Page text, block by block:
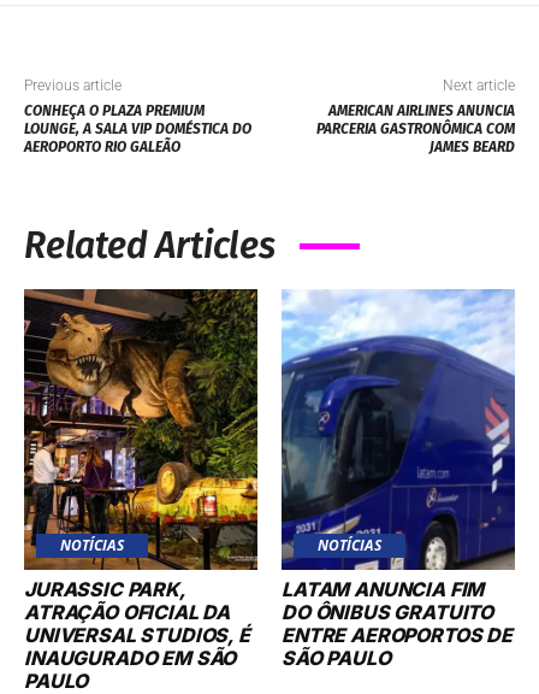
Previous article
CONHEÇA O PLAZA PREMIUM
LOUNGE, A SALA VIP DOMÉSTICA DO
AEROPORTO RIO GALEÃO
Next article
AMERICAN AIRLINES ANUNCIA
PARCERIA GASTRONÔMICA COM
JAMES BEARD
Related Articles
NOTÍCIAS
JURASSIC PARK,
ATRAÇÃO OFICIAL DA
UNIVERSAL STUDIOS, É
INAUGURADO EM SÃO
PAULO
NOTÍCIAS
LATAM ANUNCIA FIM
DO ÔNIBUS GRATUITO
ENTRE AEROPORTOS DE
SÃO PAULO